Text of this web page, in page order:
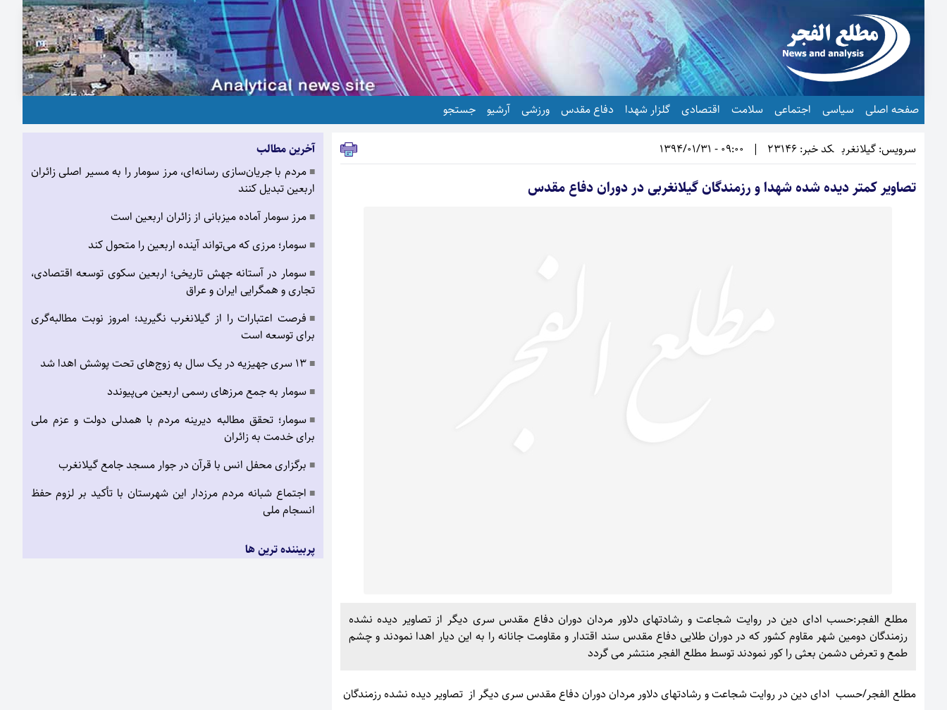
صفحه اصلی سیاسی اجتماعی سلامت اقتصادی گلزار شهدا دفاع مقدس ورزشی آرشیو جستجو
سرویس: گیلانغرب کد خبر: 23146 |
09:00 - 1394/01/31
تصاویر کمتر دیده شده شهدا و رزمندگان گیلانغربی در دوران دفاع مقدس
مطلع الفجر:حسب ادای دین در روایت شجاعت و رشادتهای دلاور مردان دوران دفاع مقدس سری دیگر از تصاویر دیده نشده
رزمندگان دومین شهر مقاوم کشور که در دوران طلایی دفاع مقدس سند اقتدار و مقاومت جانانه را به این دیار اهدا نمودند و چشم
طمع و تعرض دشمن بعثی را کور نمودند توسط مطلع الفجر منتشر می گردد
مطلع الفجر/حسب ادای دین در روایت شجاعت و رشادتهای دلاور مردان دوران دفاع مقدس سری دیگر از تصاویر دیده نشده رزمندگان
آخرین مطالب
■ مردم با جریان‌سازی رسانه‌ای، مرز سومار را به مسیر اصلی زائران
اربعین تبدیل کنند
■ مرز سومار آماده میزبانی از زائران اربعین است
■ سومار؛ مرزی که می‌تواند آینده اربعین را متحول کند
■ سومار در آستانه جهش تاریخی؛ اربعین سکوی توسعه اقتصادی،
تجاری و همگرایی ایران و عراق
■ فرصت اعتبارات را از گیلانغرب نگیرید؛ امروز نوبت مطالبه‌گری
برای توسعه است
■ ۱۳ سری جهیزیه در یک سال به زوج‌های تحت پوشش اهدا شد
■ سومار به جمع مرزهای رسمی اربعین می‌پیوندد
■ سومار؛ تحقق مطالبه دیرینه مردم با همدلی دولت و عزم ملی
برای خدمت به زائران
■ برگزاری محفل انس با قرآن در جوار مسجد جامع گیلانغرب
■ اجتماع شبانه مردم مرزدار این شهرستان با تأکید بر لزوم حفظ
انسجام ملی
پربیننده ترین ها